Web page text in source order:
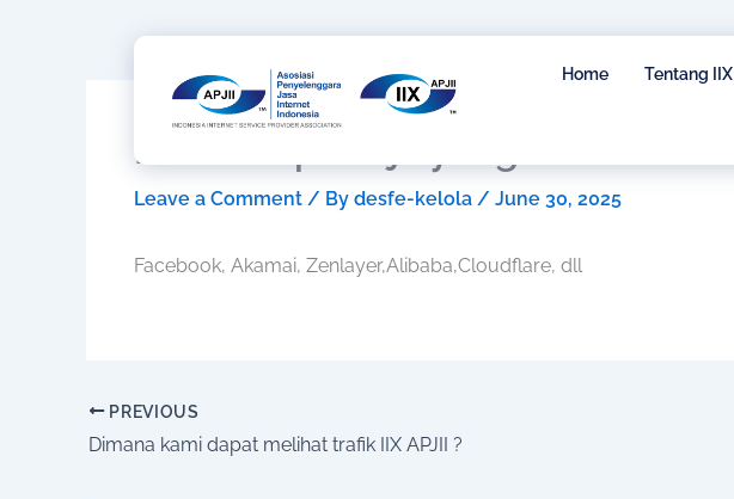
Home Tentang IIX
Konten apa saja yang ada di IIX?
Leave a Comment / By desfe-kelola / June 30, 2025
Facebook, Akamai, Zenlayer,Alibaba,Cloudflare, dll
PREVIOUS
Dimana kami dapat melihat trafik IIX APJII ?